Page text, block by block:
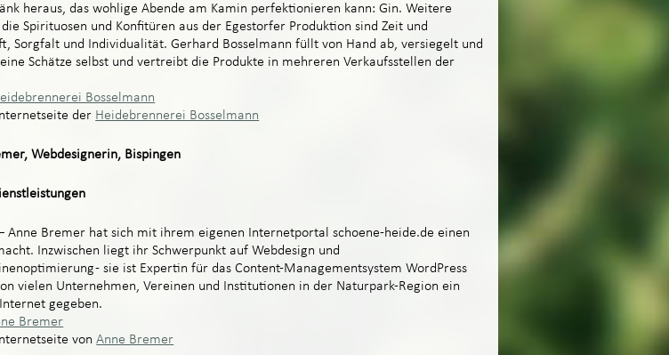
heraus, das wohlige Abende am Kamin perfektionieren kann: Gin. Weitere
Spirituosen und Konfitüren aus der Egestorfer Produktion sind Zeit und
Sorgfalt und Individualität. Gerhard Bosselmann füllt von Hand ab, versiegelt und
Schätze selbst und vertreibt die Produkte in mehreren Verkaufsstellen der
Bosselmann
der Heidebrennerei Bosselmann
Webdesignerin, Bispingen
– Anne Bremer hat sich mit ihrem eigenen Internetportal schoene-heide.de einen
Inzwischen liegt ihr Schwerpunkt auf Webdesign und
- sie ist Expertin für das Content-Managementsystem WordPress
vielen Unternehmen, Vereinen und Institutionen in der Naturpark-Region ein
gegeben.
Bremer
vonAnne Bremer